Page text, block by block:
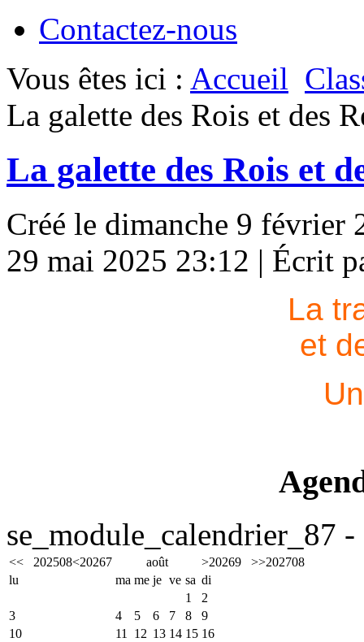
Contactez-nous
Vous êtes ici : Accueil
La galette des Rois et des
La galette des Rois et
Créé le dimanche 9 février
29 mai 2025 23:12 | Écrit
La
et
se_module_calendrier_87
<< 202508<20267 août >20269 >>202708
lu
ma me je ve sa di
1
2
3
4 5 6 7 8
9
10
11 12 13 14 15 16